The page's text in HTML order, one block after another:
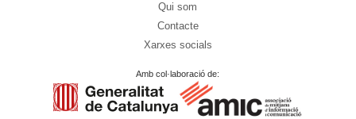
Qui som
Contacte
Xarxes socials
Amb col·laboració de: